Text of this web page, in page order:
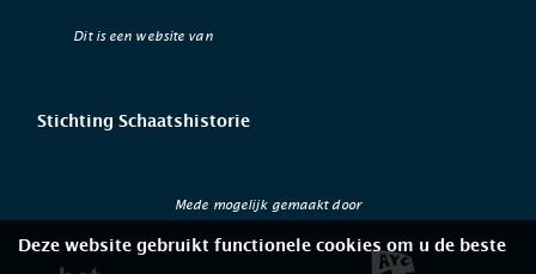
Dit is een website van
Stichting Schaatshistorie
Mede mogelijk gemaakt door
Deze website gebruikt functionele cookies om u de beste